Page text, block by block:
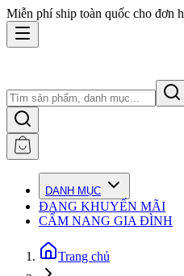
Miễn phí ship toàn quốc cho đơn
DANH MỤC
ĐANG KHUYẾN MÃI
CẨM NANG GIA ĐÌNH
Trang chủ